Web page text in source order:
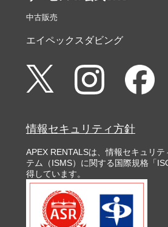
中古販売
エイペックスダビング
情報セキュリティ方針
APEX RENTALSは、情報セキュリ
テム（ISMS）に関する国際規格「
得しています。